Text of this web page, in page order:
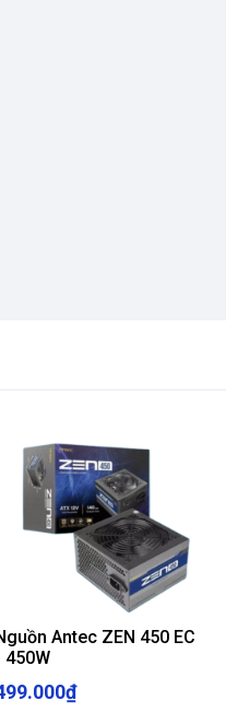
Antec ZEN 450 EC
450W